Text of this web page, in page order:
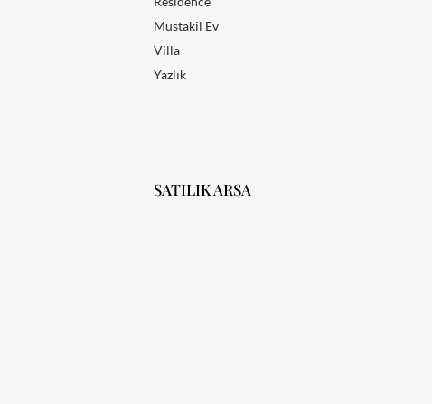
Mustakil Ev
Villa
Yazlık
SATILIK ARSA